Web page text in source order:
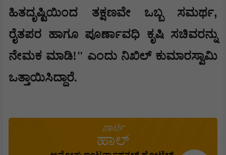
ಹಿತದೃಷ್ಟಿಯಿಂದ ತಕ್ಷಣವೇ ಒಬ್ಬ ಸಮರ್ಥ,
ರೈತಪರ ಹಾಗೂ ಪೂರ್ಣಾವಧಿ ಕೃಷಿ ಸಚಿವರನ್ನು
ನೇಮಕ ಮಾಡಿ!" ಎಂದು ನಿಖಿಲ್ ಕುಮಾರಸ್ವಾಮಿ
ಒತ್ತಾಯಿಸಿದ್ದಾರೆ.